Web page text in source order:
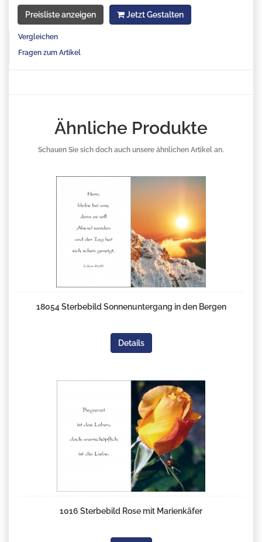
Preisliste anzeigen Jetzt Gestalten
Vergleichen
Fragen zum Artikel
Ähnliche Produkte
Schauen Sie sich doch auch unsere ähnlichen Artikel an.
18054 Sterbebild Sonnenuntergang in den Bergen
Details
1016 Sterbebild Rose mit Marienkäfer